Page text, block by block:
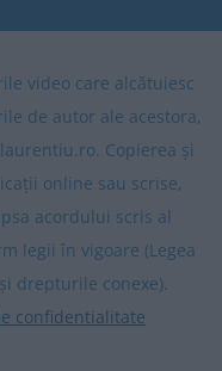
video care alcătuiesc
de autor ale acestora,
Copierea și
online sau scrise,
acordului scris al
legii în vigoare (Legea
drepturile conexe).
confidentialitate